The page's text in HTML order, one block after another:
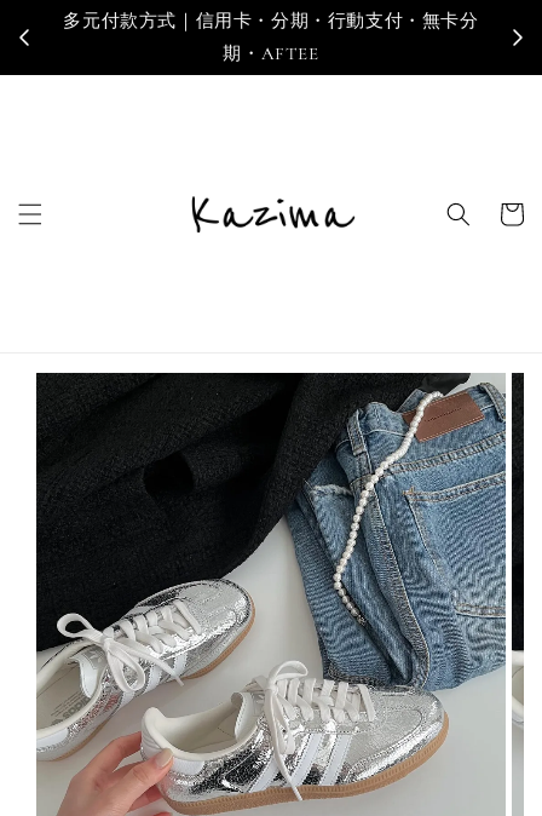
寄送地區｜台灣・香港・澳門・新加坡・馬來西亞